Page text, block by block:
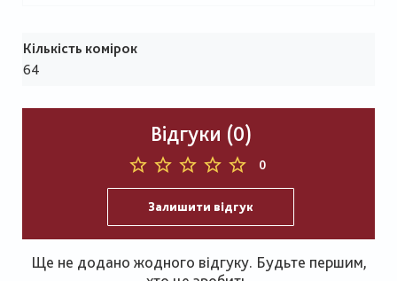
Кількість комірок
64
Відгуки (0)
0
Залишити відгук
Ще не додано жодного відгуку. Будьте першим,